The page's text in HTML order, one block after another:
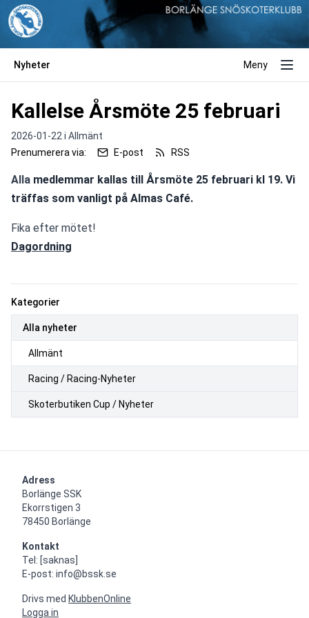
Nyheter Meny
Kategorier
Alla nyheter
Allmänt
Racing / Racing-Nyheter
Skoterbutiken Cup / Nyheter
Kallelse Årsmöte 25 februari
2026-01-22 i Allmänt
Prenumerera via:
E-post RSS
Alla medlemmar kallas till Årsmöte 25 februari kl 19. Vi
träffas som vanligt på Almas Café.
Fika efter mötet!
Dagordning
Adress
Borlänge SSK
Ekorrstigen 3
78450 Borlänge
Kontakt
Tel: [saknas]
E-post: info@bssk.se
Drivs med KlubbenOnline
Logga in